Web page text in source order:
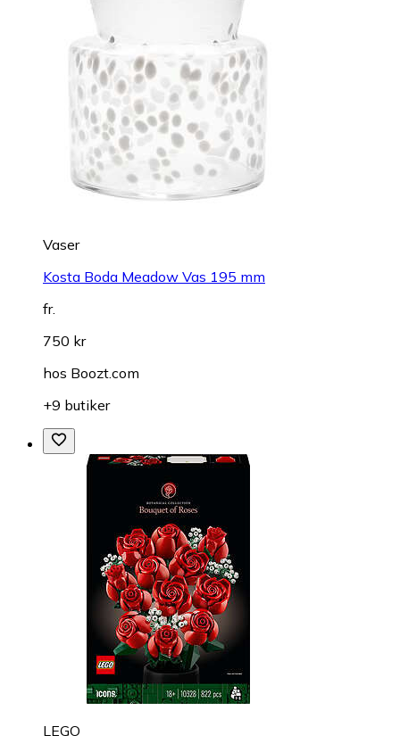
Vaser
Kosta Boda Meadow Vas 195 mm
fr.
750 kr
hos Boozt.com
+9 butiker
LEGO